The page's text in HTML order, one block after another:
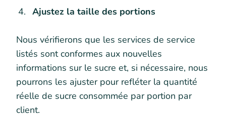
Ajustez la taille des portions
Nous vérifierons que les services de service
listés sont conformes aux nouvelles
informations sur le sucre et, si nécessaire, nous
pourrons les ajuster pour refléter la quantité
réelle de sucre consommée par portion par
client.